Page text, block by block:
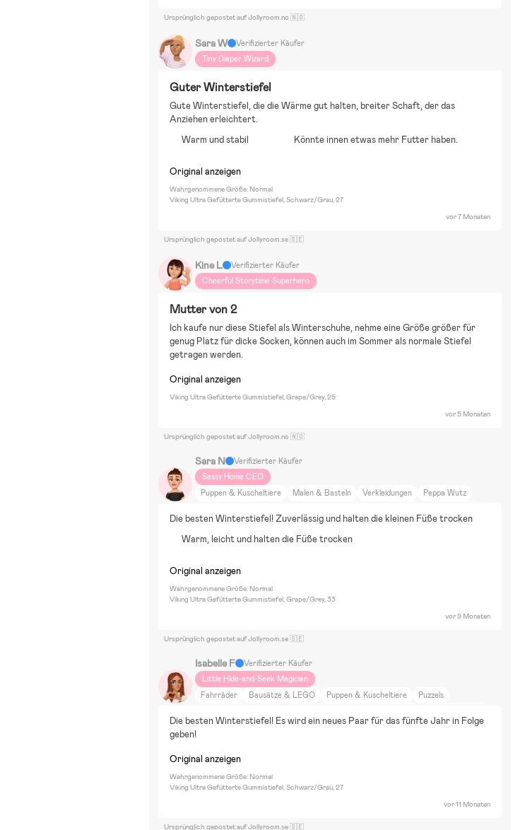
Ursprünglich gepostet auf Jollyroom.no 🇳🇴
Sara W
Verifizierter Käufer
Tiny Diaper Wizard
Guter Winterstiefel
Gute Winterstiefel, die die Wärme gut halten, breiter Schaft, der das
Anziehen erleichtert.
Warm und stabil
Könnte innen etwas mehr Futter haben.
Original anzeigen
Wahrgenommene Größe: Normal
Viking Ultra Gefütterte Gummistiefel, Schwarz/Grau, 27
vor 7 Monaten
Ursprünglich gepostet auf Jollyroom.se 🇸🇪
Kine L
Verifizierter Käufer
Cheerful Storytime Superhero
Mutter von 2
Ich kaufe nur diese Stiefel als Winterschuhe, nehme eine Größe größer für
genug Platz für dicke Socken, können auch im Sommer als normale Stiefel
getragen werden.
Original anzeigen
Viking Ultra Gefütterte Gummistiefel, Grape/Grey, 25
vor 5 Monaten
Ursprünglich gepostet auf Jollyroom.no 🇳🇴
Sara N
Verifizierter Käufer
Sassy Home CEO
Puppen & Kuscheltiere
Malen & Basteln Verkleidungen
Peppa Wutz
Joggen
Spazierengehen Raus aufs Land
Tiere und Natur
Essen und Trinken
Schönheit und Mode
Die besten Winterstiefel! Zuverlässig und halten die kleinen Füße trocken
Warm, leicht und halten die Füße trocken
Original anzeigen
Wahrgenommene Größe: Normal
Viking Ultra Gefütterte Gummistiefel, Grape/Grey, 33
vor 9 Monaten
Ursprünglich gepostet auf Jollyroom.se 🇸🇪
Isabelle F
Verifizierter Käufer
Little Hide-and-Seek Magician
Fahrräder
Bausätze & LEGO Puppen & Kuscheltiere
Puzzels
Rollenspiele
Spiele Verkleidungen Astrid Lindgren Barbie
Batman
Susi und Strolch
Pettersson und Findus
Sonic the Hedgehog
Super Mario
SpongeBob Schwammkopf
Wohne auf dem Land
Einrichtung
Zuhause und Garten
Die besten Winterstiefel! Es wird ein neues Paar für das fünfte Jahr in Folge
geben!
Original anzeigen
Wahrgenommene Größe: Normal
Viking Ultra Gefütterte Gummistiefel, Schwarz/Grau, 27
vor 11 Monaten
Ursprünglich gepostet auf Jollyroom.se 🇸🇪